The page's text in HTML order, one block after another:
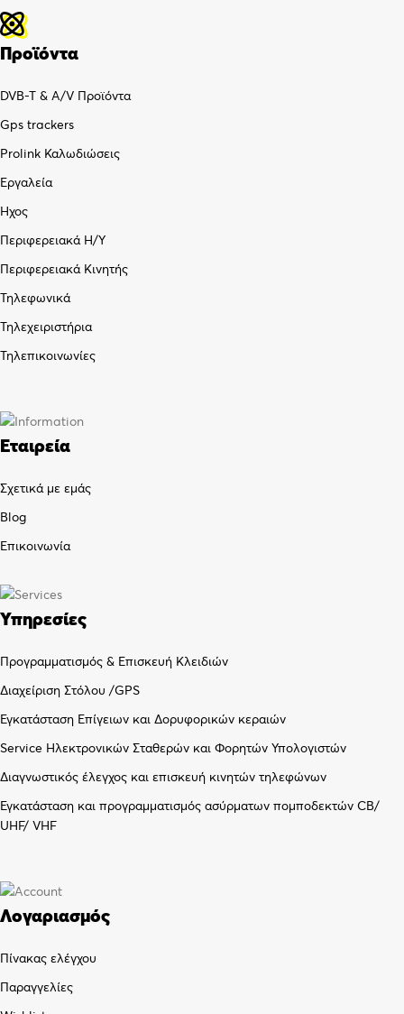
Προϊόντα
DVB-T & A/V Προϊόντα
Gps trackers
Prolink Καλωδιώσεις
Εργαλεία
Ήχος
Περιφερειακά Η/Υ
Περιφερειακά Κινητής
Τηλεφωνικά
Τηλεχειριστήρια
Τηλεπικοινωνίες
Εταιρεία
Σχετικά με εμάς
Blog
Επικοινωνία
Υπηρεσίες
Προγραμματισμός & Επισκευή Κλειδιών
Διαχείριση Στόλου /GPS
Εγκατάσταση Επίγειων και Δορυφορικών κεραιών
Service Ηλεκτρονικών Σταθερών και Φορητών Υπολογιστών
Διαγνωστικός έλεγχος και επισκευή κινητών τηλεφώνων
Εγκατάσταση και προγραμματισμός ασύρματων πομποδεκτών CB/
UHF/ VHF
Λογαριασμός
Πίνακας ελέγχου
Παραγγελίες